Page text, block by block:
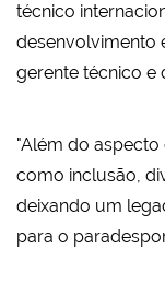
técnico
desenvolvimento
gerente técnico e
"Além do
como inclusão,
deixando um
para o